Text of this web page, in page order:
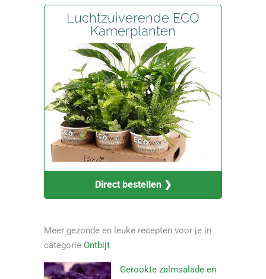
Luchtzuiverende ECO
Kamerplanten
Direct bestellen ❯
Meer gezonde en leuke recepten voor je in
categorie Ontbijt
Gerookte zalmsalade en